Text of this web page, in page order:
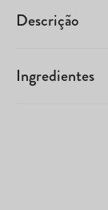
Descrição
Ingredientes